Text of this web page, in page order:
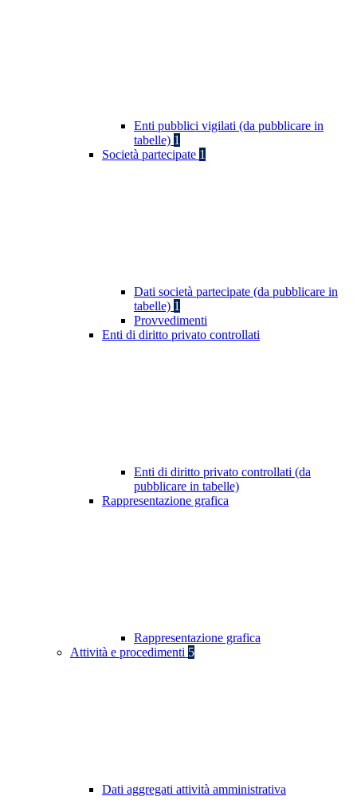
Enti pubblici vigilati (da pubblicare in
tabelle) 1
Società partecipate 1
Dati società partecipate (da pubblicare in
tabelle) 1
Provvedimenti
Enti di diritto privato controllati
Enti di diritto privato controllati (da
pubblicare in tabelle)
Rappresentazione grafica
Rappresentazione grafica
Attività e procedimenti 5
Dati aggregati attività amministrativa